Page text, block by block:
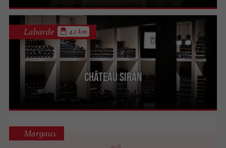
Château Siran
Labarde 4.1 km
Margaux